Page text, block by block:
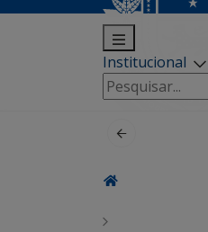
Institucional
Pesquisar
por: